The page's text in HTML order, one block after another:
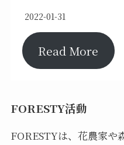
2022-01-31
Read More
FORESTY活動
FORESTYは、花農家や